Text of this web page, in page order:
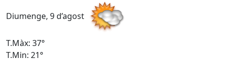
Diumenge, 9 d’agost
T.Màx: 37°
T.Min: 21°